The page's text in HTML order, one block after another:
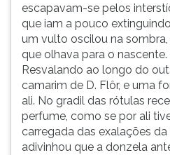
depois
Pressione
ouvir
essa
instrução
novamente.
escapavam-se pelos
que iam a pouco
um vulto oscilou na
que olhava para o nascente.
Resvalando ao longo do
camarim de D. Flôr, e uma
ali. No gradil das rótulas
perfume, como se por ali
carregada das exalações da
adivinhou que a donzela